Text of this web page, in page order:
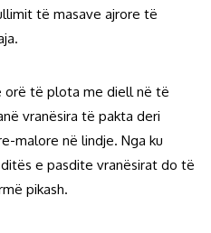
të masave ajrore të
orë të plota me diell në të
vranësira të pakta deri
malore në lindje. Nga ku
e pasdite vranësirat do të
pikash.